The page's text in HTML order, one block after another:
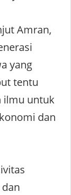
Amran,
yang
tentu
ilmu untuk
dan